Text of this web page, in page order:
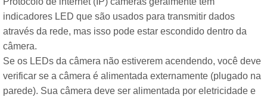
indicadores LED que são usados ​​para transmitir dados
através da rede, mas isso pode estar escondido dentro da
câmera.
Se os LEDs da câmera não estiverem acendendo, você deve
verificar se a câmera é alimentada externamente (plugado na
parede). Sua câmera deve ser alimentada por eletricidade e